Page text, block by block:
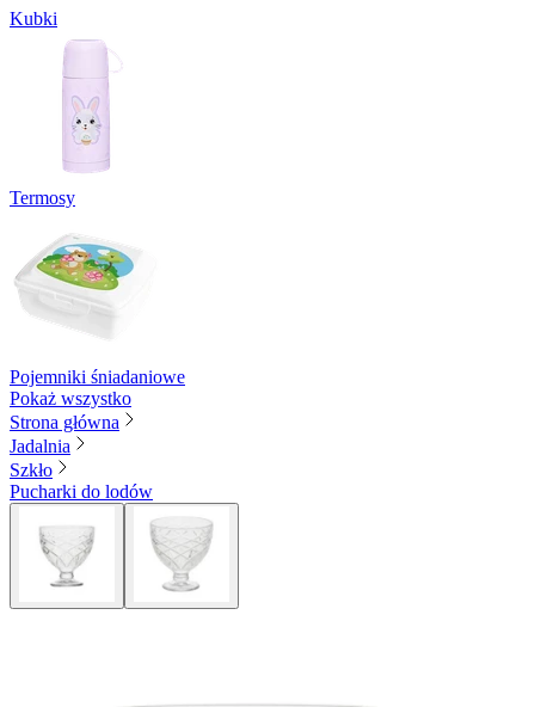
Kubki
Termosy
Pojemniki śniadaniowe
Pokaż wszystko
Strona główna
Jadalnia
Szkło
Pucharki do lodów